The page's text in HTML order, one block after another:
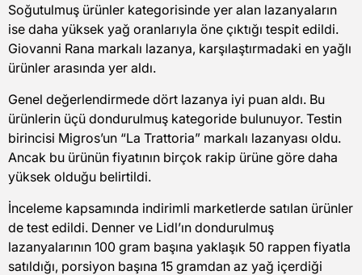
Soğutulmuş ürünler kategorisinde yer alan lazanyaların
ise daha yüksek yağ oranlarıyla öne çıktığı tespit edildi.
Giovanni Rana markalı lazanya, karşılaştırmadaki en yağlı
ürünler arasında yer aldı.
Genel değerlendirmede dört lazanya iyi puan aldı. Bu
ürünlerin üçü dondurulmuş kategoride bulunuyor. Testin
birincisi Migros’un “La Trattoria” markalı lazanyası oldu.
Ancak bu ürünün fiyatının birçok rakip ürüne göre daha
yüksek olduğu belirtildi.
İnceleme kapsamında indirimli marketlerde satılan ürünler
de test edildi. Denner ve Lidl’ın dondurulmuş
lazanyalarının 100 gram başına yaklaşık 50 rappen fiyatla
satıldığı, porsiyon başına 15 gramdan az yağ içerdiği